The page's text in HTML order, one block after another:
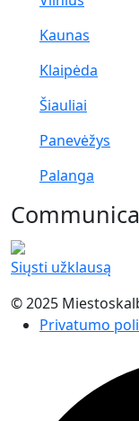
Kaunas
Klaipėda
Šiauliai
Panevėžys
Palanga
Siųsti užklausą
© 2025
Privatumo